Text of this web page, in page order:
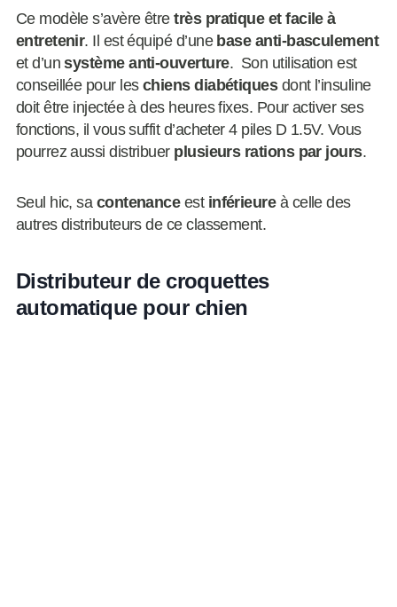
Ce modèle s’avère êtretrès pratique et facile à
entretenir. Il est équipé d’une base anti-basculement
et d’unsystème anti-ouverture. Son utilisation est
conseillée pour les chiens diabétiquesdont l’insuline
doit être injectée à des heures fixes. Pour activer ses
fonctions, il vous suffit d’acheter 4 piles D 1.5V. Vous
pourrez aussi distribuer plusieurs rations par jours.
Seul hic, sa contenance est inférieureà celle des
autres distributeurs de ce classement.
Distributeur de croquettes
automatique pour chien